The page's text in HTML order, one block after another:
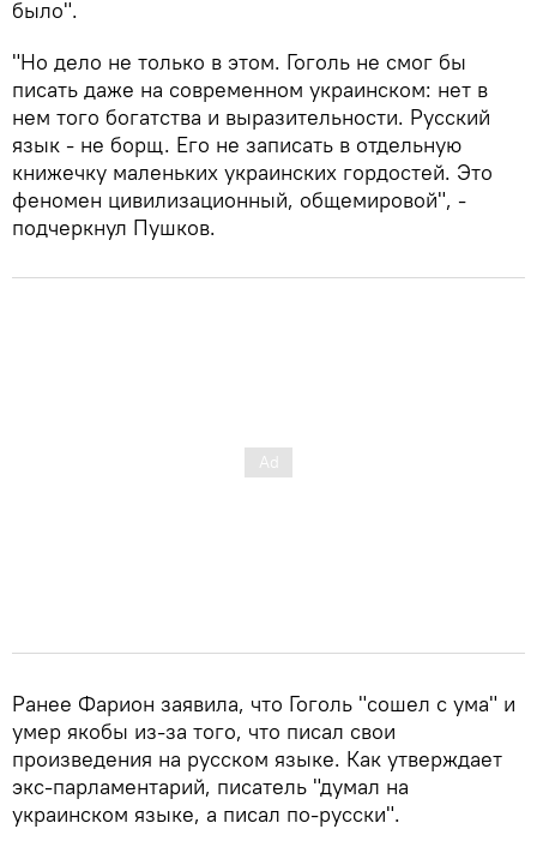
было".
"Но дело не только в этом. Гоголь не смог бы
писать даже на современном украинском: нет в
нем того богатства и выразительности. Русский
язык - не борщ. Его не записать в отдельную
книжечку маленьких украинских гордостей. Это
феномен цивилизационный, общемировой", -
подчеркнул Пушков.
Ранее Фарион заявила, что Гоголь "сошел с ума" и
умер якобы из-за того, что писал свои
произведения на русском языке. Как утверждает
экс-парламентарий, писатель "думал на
украинском языке, а писал по-русски".